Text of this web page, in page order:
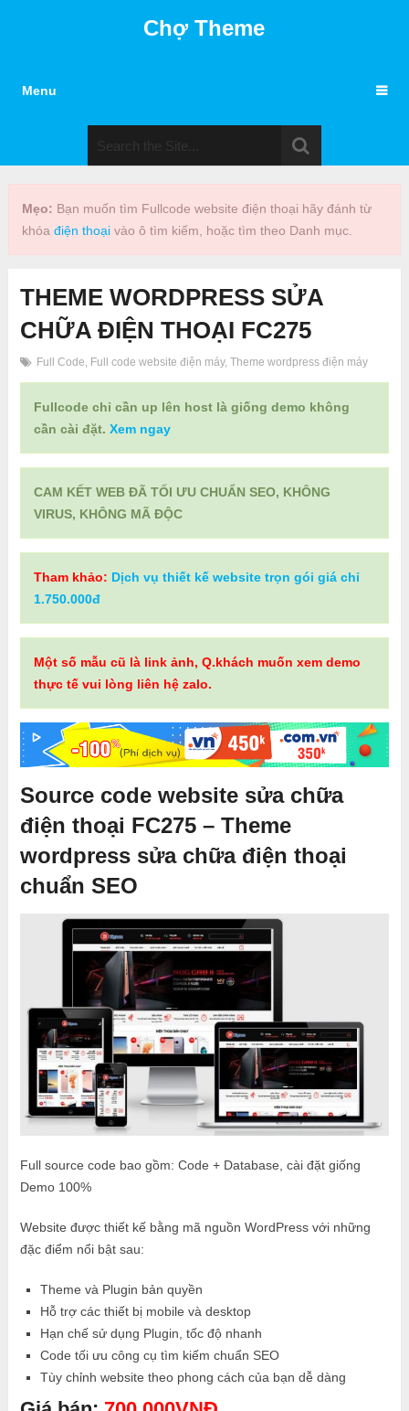
Chợ Theme
Menu
Mẹo: Bạn muốn tìm Fullcode website điện thoại hãy đánh từ
khóa điện thoạivào ô tìm kiếm, hoặc tìm theo Danh mục.
THEME WORDPRESS SỬA
CHỮA ĐIỆN THOẠI FC275
Full Code, Full code website điện máy, Theme wordpress điện máy
Fullcode chỉ cần up lên host là giống demo không
cần cài đặt. Xem ngay
CAM KẾT WEB ĐÃ TỐI ƯU CHUẨN SEO, KHÔNG
VIRUS, KHÔNG MÃ ĐỘC
Tham khảo: Dịch vụ thiết kế website trọn gói giá chỉ
1.750.000đ
Một số mẫu cũ là link ảnh, Q.khách muốn xem demo
thực tế vui lòng liên hệ zalo.
Source code website sửa chữa
điện thoại FC275 – Theme
wordpress sửa chữa điện thoại
chuẩn SEO
Full source code bao gồm: Code + Database, cài đặt giống
Demo 100%
Website được thiết kế bằng mã nguồn WordPress với những
đặc điểm nổi bật sau:
Theme và Plugin bản quyền
Hỗ trợ các thiết bị mobile và desktop
Hạn chế sử dụng Plugin, tốc độ nhanh
Code tối ưu công cụ tìm kiếm chuẩn SEO
Tùy chỉnh website theo phong cách của bạn dễ dàng